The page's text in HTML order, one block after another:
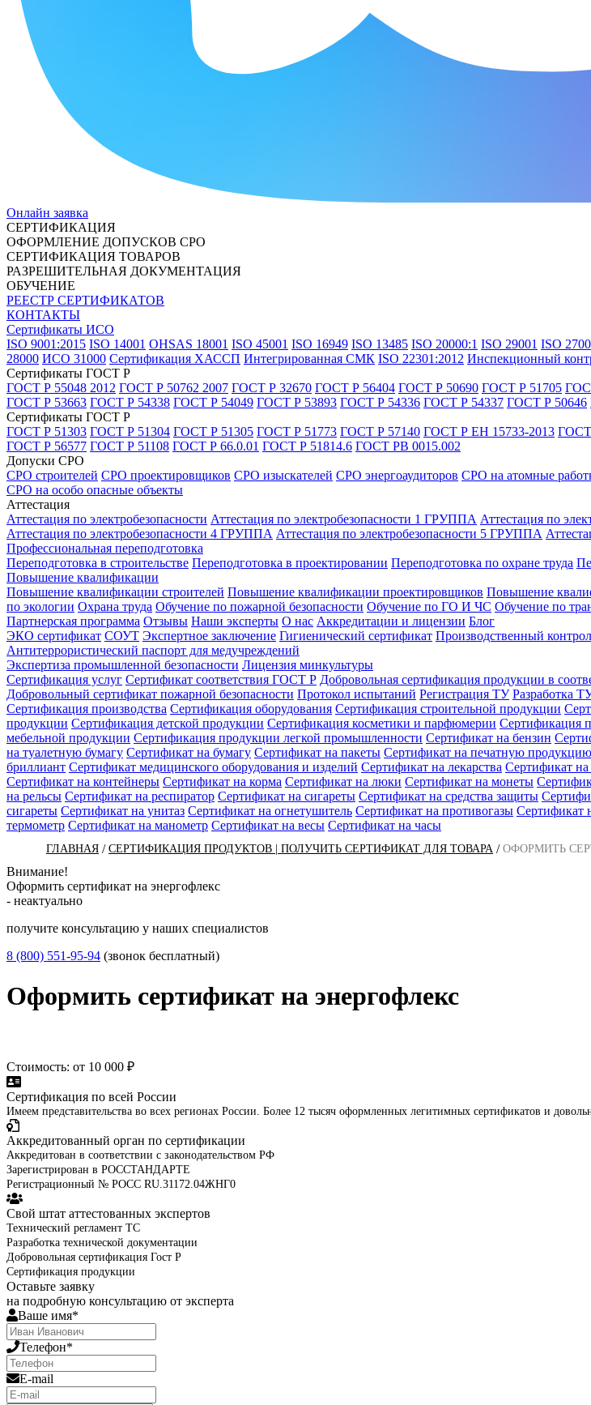
Онлайн заявка
СЕРТИФИКАЦИЯ
ОФОРМЛЕНИЕ ДОПУСКОВ СРО
СЕРТИФИКАЦИЯ ТОВАРОВ
РАЗРЕШИТЕЛЬНАЯ ДОКУМЕНТАЦИЯ
ОБУЧЕНИЕ
РЕЕСТР СЕРТИФИКАТОВ
КОНТАКТЫ
Сертификаты ИСО
ISO 9001:2015 ISO 14001 OHSAS 18001 ISO 45001 ISO 16949 ISO 13485 ISO 20000:1 ISO 29001 ISO
28000 ИСО 31000 Сертификация ХАССП Интегрированная СМК ISO 22301:2012 Инспекционный
Сертификаты ГОСТ Р
ГОСТ Р 55048 2012 ГОСТ Р 50762 2007 ГОСТ Р 32670 ГОСТ Р 56404 ГОСТ Р 50690 ГОСТ Р 51705
ГОСТ Р 53663 ГОСТ Р 54338 ГОСТ Р 54049 ГОСТ Р 53893 ГОСТ Р 54336 ГОСТ Р 54337 ГОСТ Р 50646
Сертификаты ГОСТ Р
ГОСТ Р 51303 ГОСТ Р 51304 ГОСТ Р 51305 ГОСТ Р 51773 ГОСТ Р 57140 ГОСТ Р ЕН 15733-2013 ГОСТ
ГОСТ Р 56577 ГОСТ Р 51108 ГОСТ Р 66.0.01 ГОСТ Р 51814.6 ГОСТ РВ 0015.002
Допуски СРО
СРО строителей СРО проектировщиков СРО изыскателей СРО энергоаудиторов СРО на атомные
СРО на особо опасные объекты
Аттестация
Аттестация по электробезопасности Аттестация по электробезопасности 1 ГРУППА Аттестация по
Аттестация по электробезопасности 4 ГРУППА Аттестация по электробезопасности 5 ГРУППА
Профессиональная переподготовка
Переподготовка в строительстве Переподготовка в проектировании Переподготовка по охране труда
Повышение квалификации
Повышение квалификации строителей Повышение квалификации проектировщиков Повышение
по экологии Охрана труда Обучение по пожарной безопасности Обучение по ГО И ЧС Обучение по
Партнерская программа Отзывы Наши эксперты О нас Аккредитации и лицензии Блог
ЭКО сертификат СОУТ Экспертное заключение Гигиенический сертификат Производственный
Антитеррористический паспорт для медучреждений
Экспертиза промышленной безопасности Лицензия минкультуры
Сертификация услуг Сертификат соответствия ГОСТ Р Добровольная сертификация продукции в
Добровольный сертификат пожарной безопасности Протокол испытаний Регистрация ТУ Разработка
Сертификация производства Сертификация оборудования Сертификация строительной продукции
продукции Сертификация детской продукции Сертификация косметики и парфюмерии Сертификация
мебельной продукции Сертификация продукции легкой промышленности Сертификат на бензин
на туалетную бумагу Сертификат на бумагу Сертификат на пакеты Сертификат на печатную продукцию
бриллиант Сертификат медицинского оборудования и изделий Сертификат на лекарства Сертификат
Сертификат на контейнеры Сертификат на корма Сертификат на люки Сертификат на монеты
на рельсы Сертификат на респиратор Сертификат на сигареты Сертификат на средства защиты
сигареты Сертификат на унитаз Сертификат на огнетушитель Сертификат на противогазы Сертификат
термометр Сертификат на манометр Сертификат на весы Сертификат на часы
ГЛАВНАЯ / СЕРТИФИКАЦИЯ ПРОДУКТОВ | ПОЛУЧИТЬ СЕРТИФИКАТ ДЛЯ ТОВАРА / ОФОРМИТЬ
Внимание!
Оформить сертификат на энергофлекс
- неактуально
получите консультацию у наших специалистов
8 (800) 551-95-94 (звонок бесплатный)
Оформить сертификат на энергофлекс
Стоимость: от 10 000 ₽
Сертификация по всей России
Имеем представительства во всех регионах России. Более 12 тысяч оформленных легитимных сертификатов и
Аккредитованный орган по сертификации
Аккредитован в соответствии с законодательством РФ
Зарегистрирован в РОССТАНДАРТЕ
Регистрационный № РОСС RU.31172.04ЖНГ0
Свой штат аттестованных экспертов
Технический регламент ТС
Разработка технической документации
Добровольная сертификация Гост Р
Сертификация продукции
Оставьте заявку
на подробную консультацию от эксперта
Ваше имя*
Телефон*
E-mail